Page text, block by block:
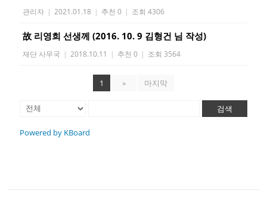
관리자 | 2021.01.18 | 추천 0 | 조회 4306
故 리영희 선생께 (2016. 10. 9 김형건 님 작성)
재단 사무국 | 2018.10.11 | 추천 0 | 조회 3564
1 » 마지막
검색
Powered by KBoard